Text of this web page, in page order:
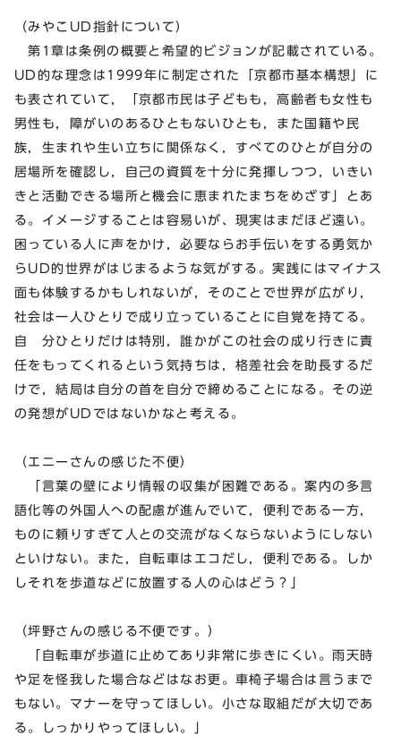
（みやこUD指針について）
第1章は条例の概要と希望的ビジョンが記載されている。
UD的な理念は1999年に制定された「京都市基本構想」に
も表されていて，「京都市民は子どもも，高齢者も女性も
男性も，障がいのあるひともないひとも，また国籍や民
族，生まれや生い立ちに関係なく，すべてのひとが自分の
居場所を確認し，自己の資質を十分に発揮しつつ，いきい
きと活動できる場所と機会に恵まれたまちをめざす」とあ
る。イメージすることは容易いが、現実はまだほど遠い。
困っている人に声をかけ，必要ならお手伝いをする勇気か
らUD的世界がはじまるような気がする。実践にはマイナス
面も体験するかもしれないが，そのことで世界が広がり，
社会は一人ひとりで成り立っていることに自覚を持てる。
自 分ひとりだけは特別，誰かがこの社会の成り行きに責
任をもってくれるという気持ちは，格差社会を助長するだ
けで，結局は自分の首を自分で締めることになる。その逆
の発想がUDではないかなと考える。
（エニーさんの感じた不便）
「言葉の壁により情報の収集が困難である。案内の多言
語化等の外国人への配慮が進んでいて，便利である一方，
ものに頼りすぎて人との交流がなくならないようにしない
といけない。また，自転車はエコだし，便利である。しか
しそれを歩道などに放置する人の心はどう？」
（坪野さんの感じる不便です。）
「自転車が歩道に止めてあり非常に歩きにくい。雨天時
や足を怪我した場合などはなお更。車椅子場合は言うまで
もない。マナーを守ってほしい。小さな取組だが大切であ
る。しっかりやってほしい。」